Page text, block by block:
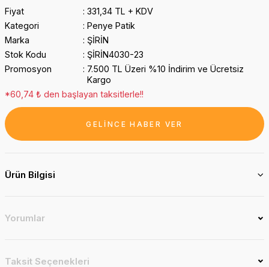
Fiyat
331,34 TL + KDV
Kategori
Penye Patik
Marka
ŞİRİN
Stok Kodu
ŞİRİN4030-23
Promosyon
7.500 TL Üzeri %10 İndirim ve Ücretsiz
Kargo
*60,74 ₺ den başlayan taksitlerle!!
GELİNCE HABER VER
Ürün Bilgisi
Yorumlar
Taksit Seçenekleri